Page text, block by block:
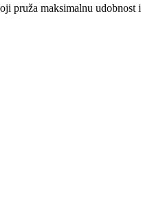
pruža maksimalnu